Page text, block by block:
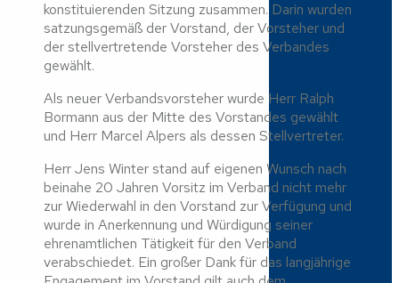
konstituierenden Sitzung zusammen. Darin wurden
satzungsgemäß der Vorstand, der Vorsteher und
der stellvertretende Vorsteher des Verbandes
gewählt.
Als neuer Verbandsvorsteher wurde Herr Ralph
Bormann aus der Mitte des Vorstandes gewählt
und Herr Marcel Alpers als dessen Stellvertreter.
Herr Jens Winter stand auf eigenen Wunsch nach
beinahe 20 Jahren Vorsitz im Verband nicht mehr
zur Wiederwahl in den Vorstand zur Verfügung und
wurde in Anerkennung und Würdigung seiner
ehrenamtlichen Tätigkeit für den Verband
verabschiedet. Ein großer Dank für das langjährige